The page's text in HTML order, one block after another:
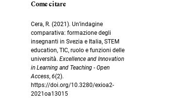
Come citare
Cera, R. (2021). Un’indagine
comparativa: formazione degli
insegnanti in Svezia e Italia, STEM
education, TIC, ruolo e funzioni delle
università.Excellence and Innovation
in Learning and Teaching - Open
Access,6(2).
https://doi.org/10.3280/exioa2-
2021oa13015